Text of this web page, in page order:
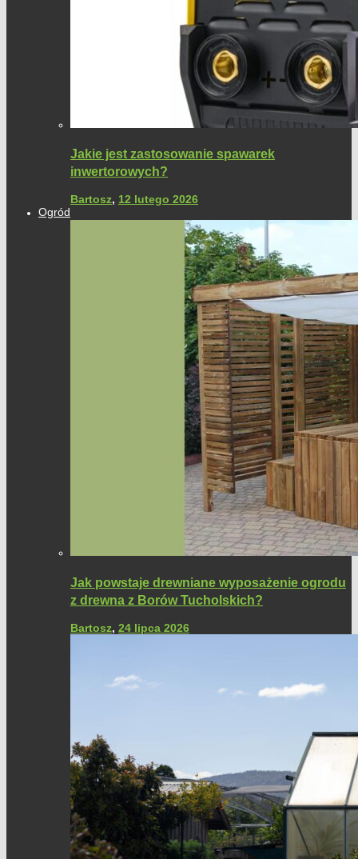
Jakie jest zastosowanie spawarek
inwertorowych?
Bartosz, 12 lutego 2026
Ogród
Jak powstaje drewniane wyposażenie ogrodu
z drewna z Borów Tucholskich?
Bartosz, 24 lipca 2026